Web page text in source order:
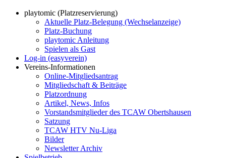
playtomic (Platzreservierung)
Aktuelle Platz-Belegung (Wechselanzeige)
Platz-Buchung
playtomic Anleitung
Spielen als Gast
Log-in (easyverein)
Vereins-Informationen
Online-Mitgliedsantrag
Mitgliedschaft & Beiträge
Platzordnung
Artikel, News, Infos
Vorstandsmitglieder des TCAW Obertshausen
Satzung
TCAW HTV Nu-Liga
Bilder
Newsletter Archiv